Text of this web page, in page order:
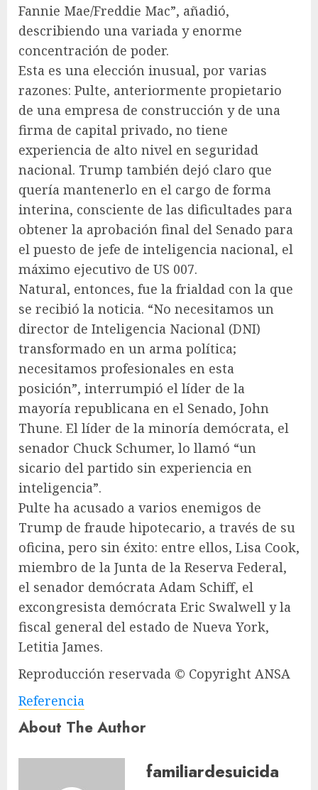
Fannie Mae/Freddie Mac”, añadió,
describiendo una variada y enorme
concentración de poder.
Esta es una elección inusual, por varias
razones: Pulte, anteriormente propietario
de una empresa de construcción y de una
firma de capital privado, no tiene
experiencia de alto nivel en seguridad
nacional. Trump también dejó claro que
quería mantenerlo en el cargo de forma
interina, consciente de las dificultades para
obtener la aprobación final del Senado para
el puesto de jefe de inteligencia nacional, el
máximo ejecutivo de US 007.
Natural, entonces, fue la frialdad con la que
se recibió la noticia. “No necesitamos un
director de Inteligencia Nacional (DNI)
transformado en un arma política;
necesitamos profesionales en esta
posición”, interrumpió el líder de la
mayoría republicana en el Senado, John
Thune. El líder de la minoría demócrata, el
senador Chuck Schumer, lo llamó “un
sicario del partido sin experiencia en
inteligencia”.
Pulte ha acusado a varios enemigos de
Trump de fraude hipotecario, a través de su
oficina, pero sin éxito: entre ellos, Lisa Cook,
miembro de la Junta de la Reserva Federal,
el senador demócrata Adam Schiff, el
excongresista demócrata Eric Swalwell y la
fiscal general del estado de Nueva York,
Letitia James.
Reproducción reservada © Copyright ANSA
Referencia
About The Author
familiardesuicida